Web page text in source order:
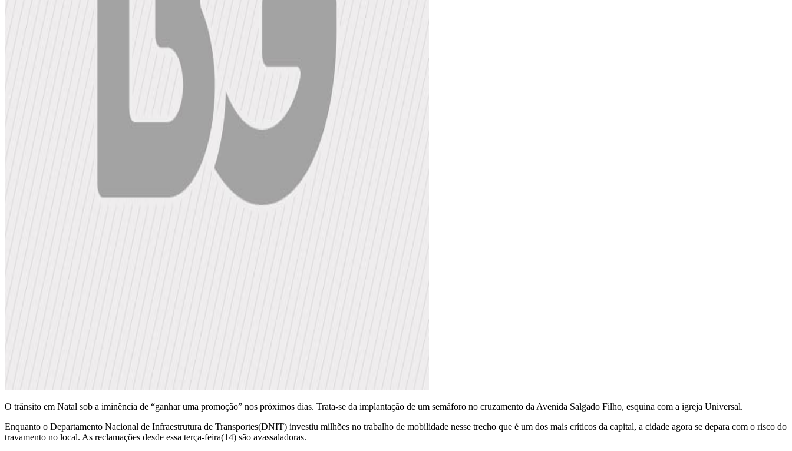
O trânsito em Natal sob a iminência de “ganhar uma promoção” nos próximos dias. Trata-se da implantação de um semáforo no cruzamento da Avenida Salgado Filho, esquina com a igreja Universal.
Enquanto o Departamento Nacional de Infraestrutura de Transportes(DNIT) investiu milhões no trabalho de mobilidade nesse trecho que é um dos mais críticos da capital, a cidade agora se depara com o risco do
travamento no local. As reclamações desde essa terça-feira(14) são avassaladoras.